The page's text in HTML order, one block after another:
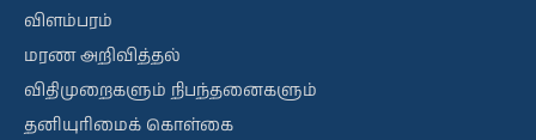
விளம்பரம்
மரண அறிவித்தல்
விதிமுறைகளும் நிபந்தனைகளும்
தனியுரிமைக் கொள்கை